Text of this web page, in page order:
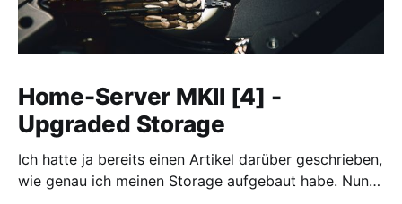
Home-Server MKII [4] -
Upgraded Storage
Ich hatte ja bereits einen Artikel darüber geschrieben,
wie genau ich meinen Storage aufgebaut habe. Nun